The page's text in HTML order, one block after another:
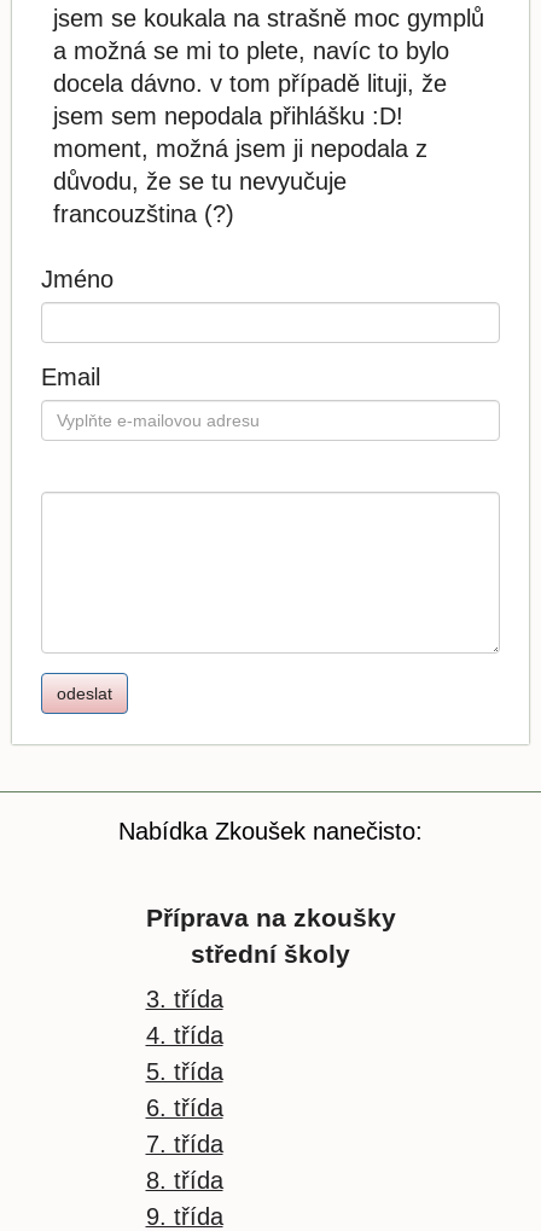
jsem se koukala na strašně moc gymplů
a možná se mi to plete, navíc to bylo
docela dávno. v tom případě lituji, že
jsem sem nepodala přihlášku :D!
moment, možná jsem ji nepodala z
důvodu, že se tu nevyučuje
francouzština (?)
Jméno
Email
Nabídka Zkoušek nanečisto:
Příprava na zkoušky
střední školy
3. třída
4. třída
5. třída
6. třída
7. třída
8. třída
9. třída